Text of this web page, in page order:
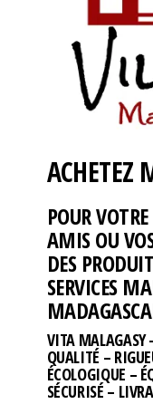
ACHETEZ
POUR
AMIS OU
DES
SERVICES
VITA MALAGASY
QUALITÉ –
ÉCOLOGIQUE –
SÉCURISÉ –